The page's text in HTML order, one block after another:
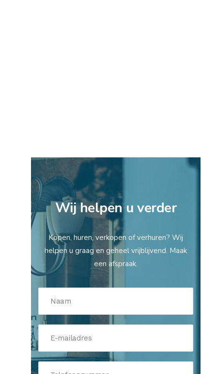
Wij helpen u verder
Kopen, huren, verkopen of verhuren? Wij
helpen u graag en geheel vrijblijvend. Maak
een afspraak.